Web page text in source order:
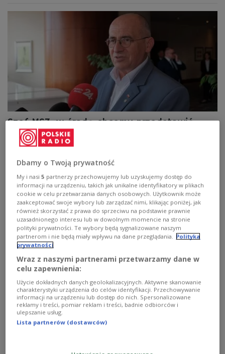
Szef MSZ: w środę chcemy przedstawić
wspólną propozycję ws. wiz dla Rosjan
- Będziemy dążyć do wypracowania unijnego
konsensusu; jeszcze w godzinach nocnych będziemy
pracować nad przedstawieniem wspólnych propozycji -
poinformował w Pradze minister spraw zagranicznych
Zbigniew Rau, po spotkaniu z szefami MSZ krajów,
chcących wstrzymania wydawania obywatelom Rosji wiz
turystycznych.
Zobacz więcej na temat:ŚWIAT Zbigniew Rau
Unia Europejska
Rosja wojna na Ukrainie
Dbamy o Twoją prywatność
My i nasi5 partnerzy przechowujemy lub uzyskujemy dostęp do
informacji na urządzeniu, takich jak unikalne identyfikatory w plikach
cookie w celu przetwarzania danych osobowych. Użytkownik może
zaakceptować swoje wybory lub zarządzać nimi, klikając poniżej, jak
również skorzystać z prawa do sprzeciwu na podstawie prawnie
uzasadnionego interesu lub w dowolnym momencie na stronie
polityki prywatności. Te wybory będą sygnalizowane naszym
partnerom i nie będą miały wpływu na dane przeglądania. Polityka
prywatności
Wraz z naszymi partnerami przetwarzamy dane w
celu zapewnienia:
Użycie dokładnych danych geolokalizacyjnych. Aktywne skanowanie
charakterystyki urządzenia do celów identyfikacji. Przechowywanie
informacji na urządzeniu lub dostęp do nich. Spersonalizowane
reklamy i treści, pomiar reklam i treści, badnie odbiorców i
ulepszanie usług.
Lista partnerów (dostawców)